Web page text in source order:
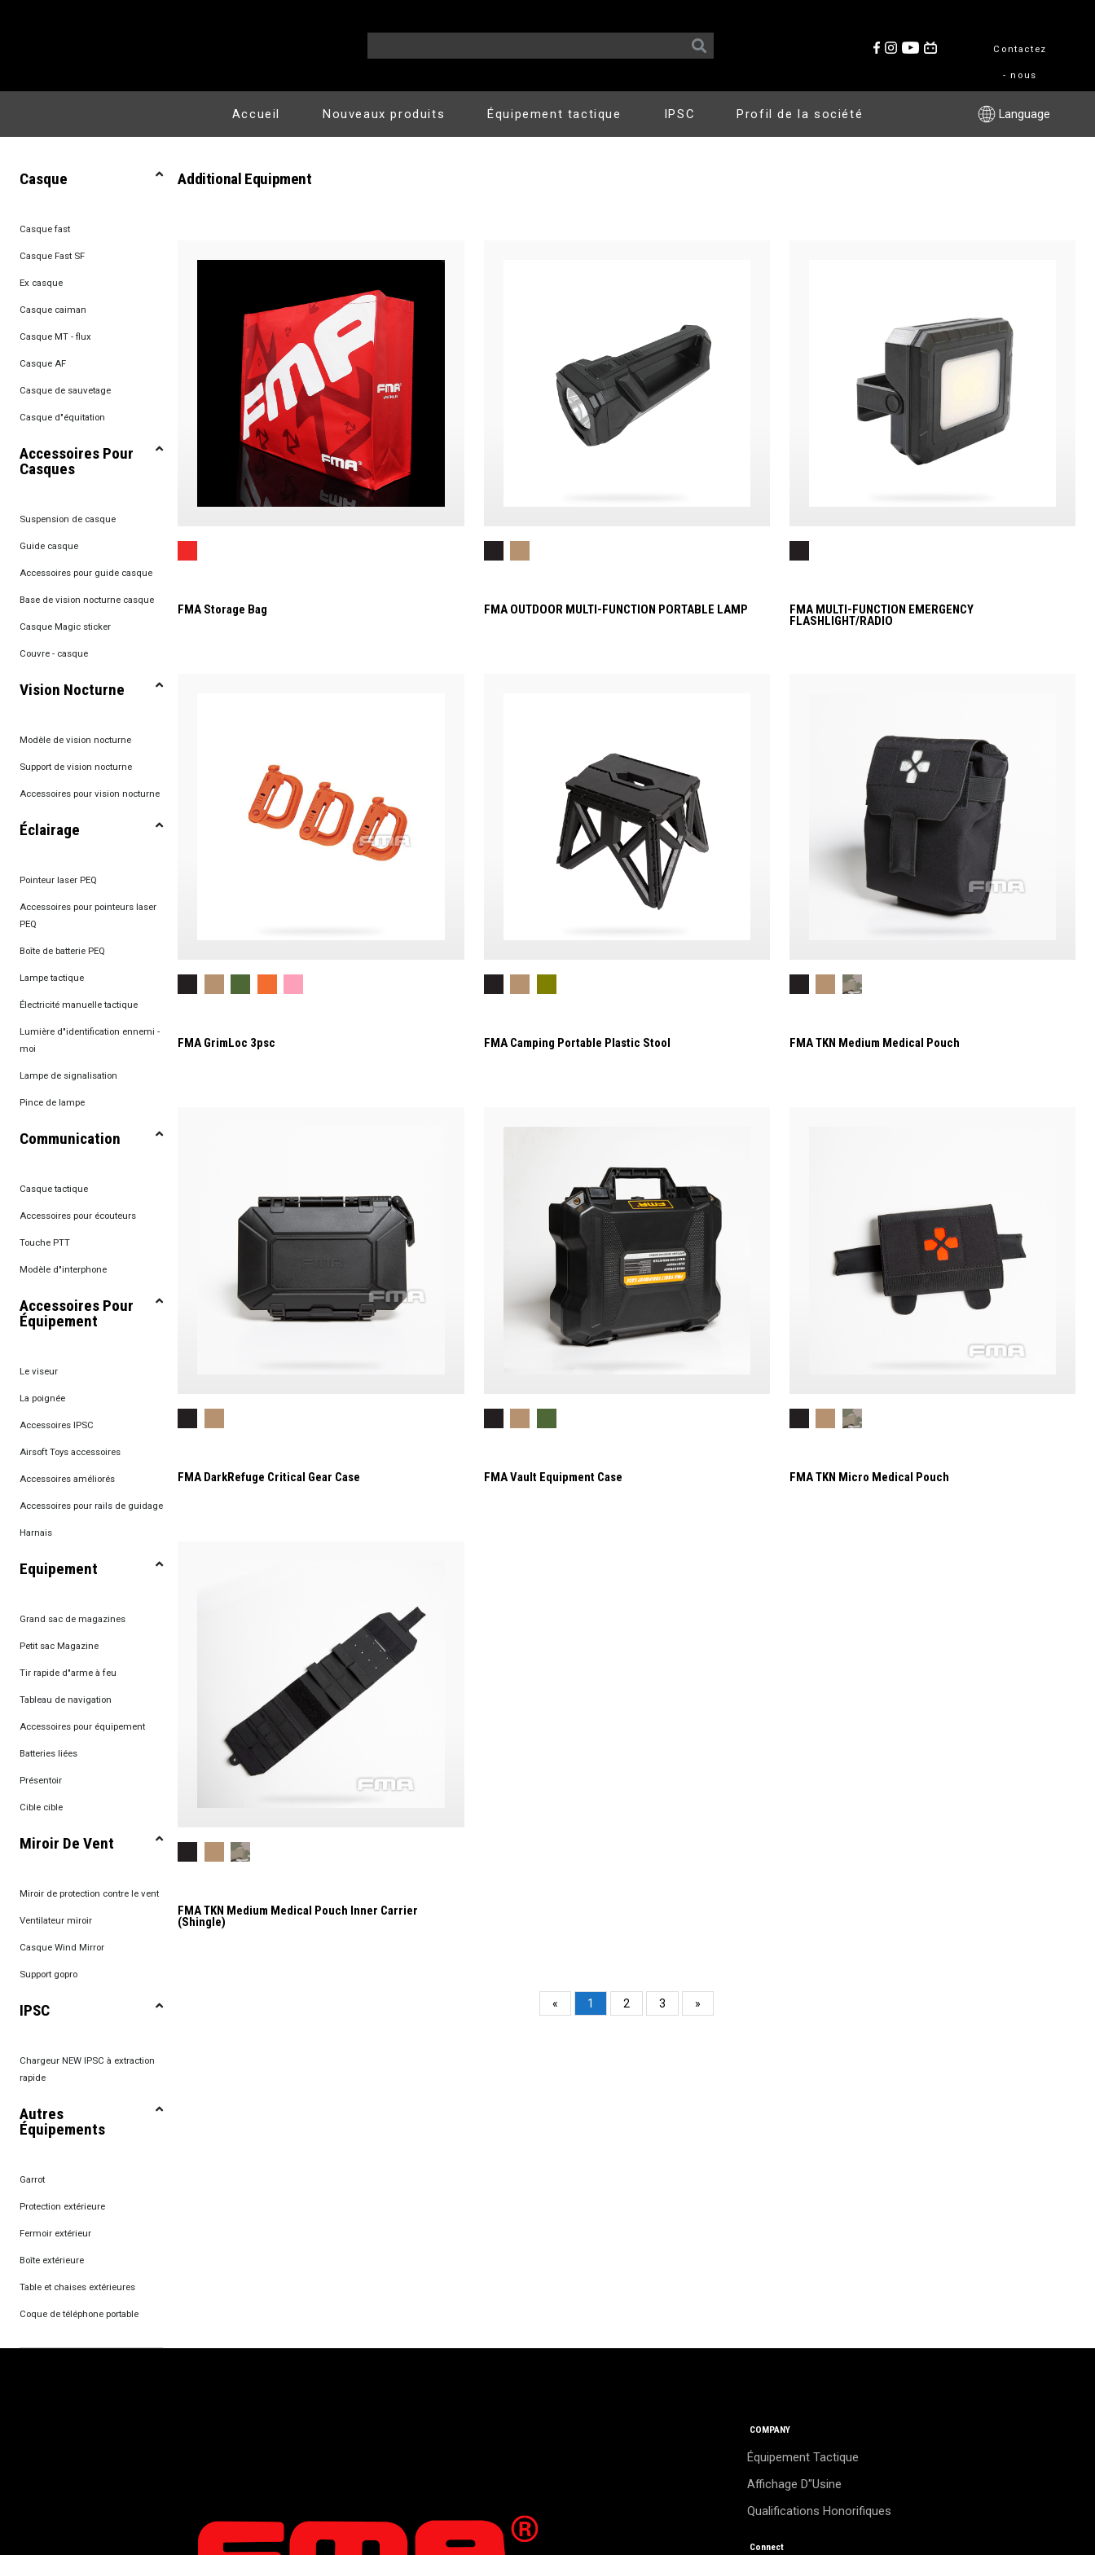
Contactez
- nous
Accueil Nouveaux produits Équipement tactique IPSC Profil de la société Language
Casque
Casque fast
Casque Fast SF
Ex casque
Casque caiman
Casque MT - flux
Casque AF
Casque de sauvetage
Casque d"équitation
Accessoires Pour
Casques
Suspension de casque
Guide casque
Accessoires pour guide casque
Base de vision nocturne casque
Casque Magic sticker
Couvre - casque
Vision Nocturne
Modèle de vision nocturne
Support de vision nocturne
Accessoires pour vision nocturne
Éclairage
Pointeur laser PEQ
Accessoires pour pointeurs laser
PEQ
Boîte de batterie PEQ
Lampe tactique
Électricité manuelle tactique
Lumière d"identification ennemi -
moi
Lampe de signalisation
Pince de lampe
Communication
Casque tactique
Accessoires pour écouteurs
Touche PTT
Modèle d"interphone
Accessoires Pour
Équipement
Le viseur
La poignée
Accessoires IPSC
Airsoft Toys accessoires
Accessoires améliorés
Accessoires pour rails de guidage
Harnais
Equipement
Grand sac de magazines
Petit sac Magazine
Tir rapide d"arme à feu
Tableau de navigation
Accessoires pour équipement
Batteries liées
Présentoir
Cible cible
Miroir De Vent
Miroir de protection contre le vent
Ventilateur miroir
Casque Wind Mirror
Support gopro
IPSC
Chargeur NEW IPSC à extraction
rapide
Autres
Équipements
Garrot
Protection extérieure
Fermoir extérieur
Boîte extérieure
Table et chaises extérieures
Coque de téléphone portable
Additional Equipment
FMA Storage Bag FMA OUTDOOR MULTI-FUNCTION PORTABLE LAMP FMA MULTI-FUNCTION EMERGENCY
FLASHLIGHT/RADIO
FMA GrimLoc 3psc FMA Camping Portable Plastic Stool FMA TKN Medium Medical Pouch
FMA DarkRefuge Critical Gear Case FMA Vault Equipment Case FMA TKN Micro Medical Pouch
FMA TKN Medium Medical Pouch Inner Carrier
(Shingle)
« 1 2 3 »
COMPANY
Équipement Tactique
Affichage D"usine
Qualifications Honorifiques
Connect